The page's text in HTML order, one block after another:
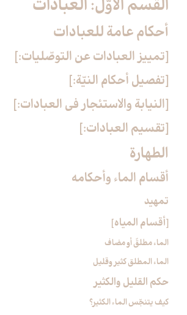
القسم الأوّل: العبادات‏
أحكام عامة للعبادات‏
[تمييز العبادات عن التوصّليات:]
[تفصيل أحكام النيّة:]
[النيابة والاستئجار في العبادات:]
[تقسيم العبادات:]
الطهارة
أقسام الماء وأحكامه‏
تمهيد
[أقسام المياه‏]
الماء مطلقٌ أو مضاف
الماء المطلق كثير وقليل
حكم القليل والكثير
كيف يتنجّس الماء الكثير؟